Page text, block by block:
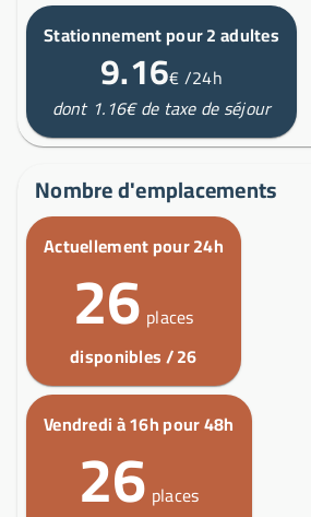
Stationnement pour 2 adultes
9.16€/24h
dont 1.16€ de taxe de séjour
Nombre d'emplacements
Actuellement pour 24h
26 places
disponibles / 26
Vendredi à 16h pour 48h
26 places